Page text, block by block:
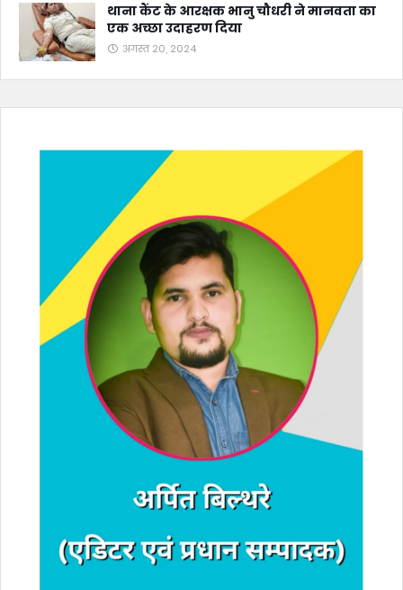
थाना कैंट के आरक्षक भानु चौधरी ने मानवता का
एक अच्छा उदाहरण दिया
अगस्त 20, 2024